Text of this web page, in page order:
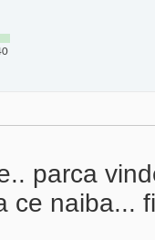
parca
ce naiba...